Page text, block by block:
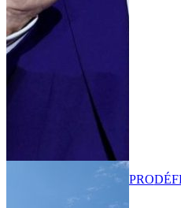
PRO